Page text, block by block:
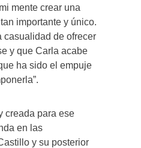
mente crear una
importante y único.
casualidad de ofrecer
y que Carla acabe
ha sido el empuje
creada para ese
en las
y su posterior